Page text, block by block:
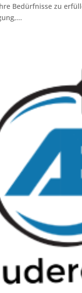
Bedürfnisse zu